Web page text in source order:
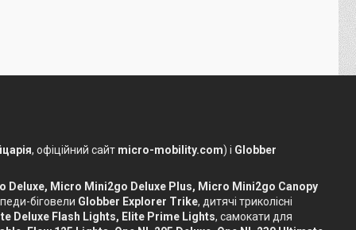
, офіційний сайт micro-mobility.com) і Globber
Deluxe, Micro Mini2go Deluxe Plus, Micro Mini2go Canopy
біговели Globber Explorer Trike, дитячі триколісні
Deluxe Flash Lights, Elite Prime Lights, самокати для